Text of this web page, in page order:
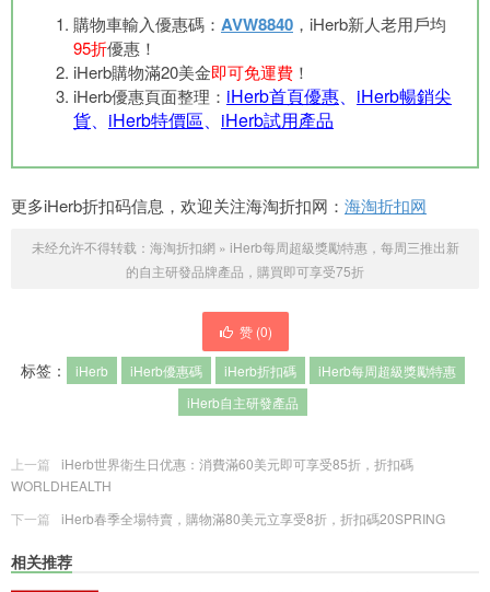
購物車輸入優惠碼： AVW8840 ，iHerb新人老用戶均
95折優惠！
iHerb購物滿20美金即可免運費 ！
iHerb優惠頁面整理： iHerb首頁優惠、 iHerb暢銷尖
貨、 iHerb特價區、 iHerb試用產品
更多iHerb折扣码信息，欢迎关注海淘折扣网： 海淘折扣网
未经允许不得转载： 海淘折扣網» iHerb每周超級獎勵特惠，每周三推出新
的自主研發品牌產品，購買即可享受75折
赞 (0)
标签： iHerb iHerb優惠碼 iHerb折扣碼
iHerb每周超級獎勵特惠
iHerb自主研發產品
上一篇
iHerb世界衛生日优惠：消費滿60美元即可享受85折，折扣碼
WORLDHEALTH
下一篇
iHerb春季全場特賣，購物滿80美元立享受8折，折扣碼20SPRING
相关推荐